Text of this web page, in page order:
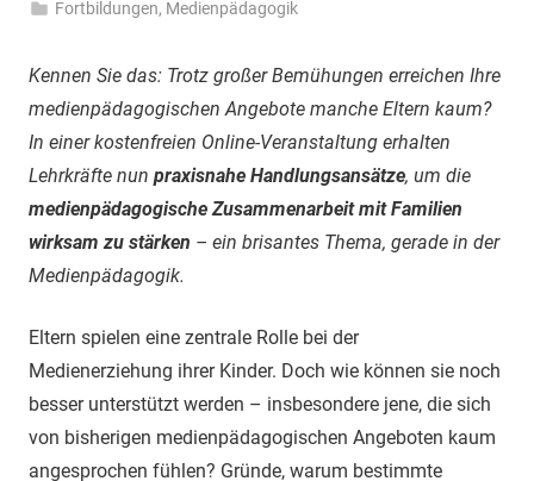
Fortbildungen, Medienpädagogik
Kennen Sie das: Trotz großer Bemühungen erreichen Ihre
medienpädagogischen Angebote manche Eltern kaum?
In einer kostenfreien Online-Veranstaltung erhalten
Lehrkräfte nun praxisnahe Handlungsansätze, um die
medienpädagogische Zusammenarbeit mit Familien
wirksam zu stärken – ein brisantes Thema, gerade in der
Medienpädagogik.
Eltern spielen eine zentrale Rolle bei der
Medienerziehung ihrer Kinder. Doch wie können sie noch
besser unterstützt werden – insbesondere jene, die sich
von bisherigen medienpädagogischen Angeboten kaum
angesprochen fühlen? Gründe, warum bestimmte